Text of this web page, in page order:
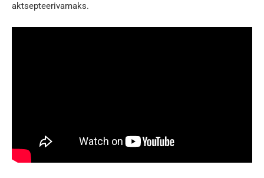
aktsepteerivamaks.